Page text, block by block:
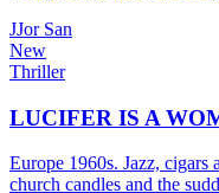
JJor San
New
Thriller
LUCIFER IS A
Europe 1960s. Jazz, cigars
church candles and the